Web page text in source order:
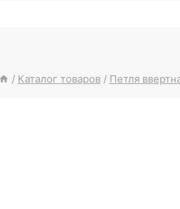
/ Каталог товаров / Петля